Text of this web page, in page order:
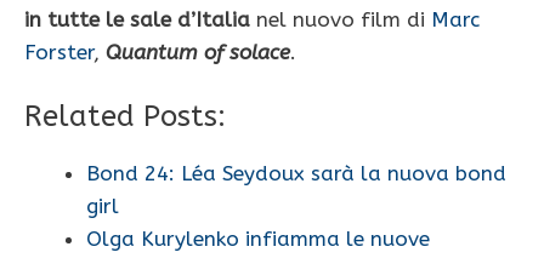
in tutte le sale d’Italia nel nuovo film di Marc
Forster, Quantum of solace.
Related Posts:
Bond 24: Léa Seydoux sarà la nuova bond
girl
Olga Kurylenko infiamma le nuove